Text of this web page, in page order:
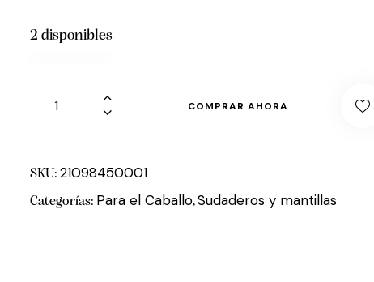
2 disponibles
COMPRAR AHORA
SKU:21098450001
Categorías: Para el Caballo,Sudaderos y mantillas